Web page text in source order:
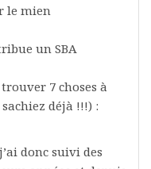
le mien
un SBA
7 choses à
déjà !!!) :
donc suivi des